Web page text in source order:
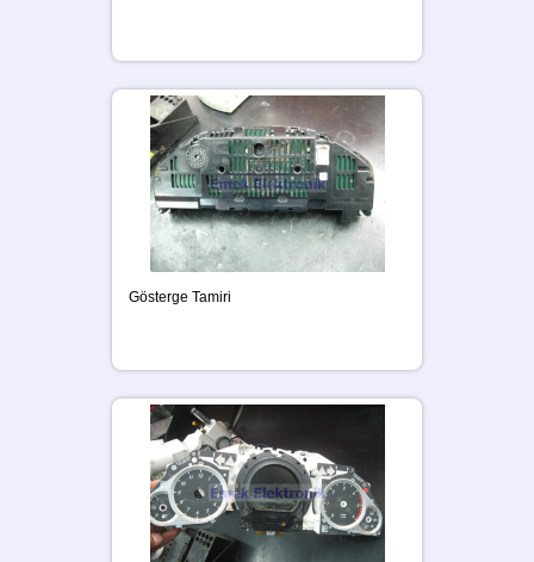
Gösterge Tamiri